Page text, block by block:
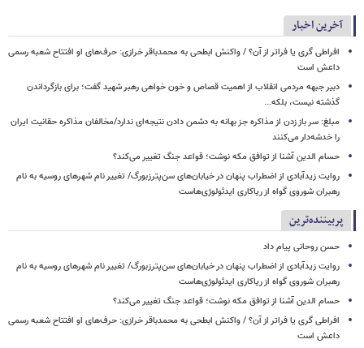
آخرین اخبار
افراطی گری یا فراتر از آن؟ / واکنش ابطحی به محمدباقر خرازی: حرف‌های او افتتاح شعبه رسمی
داعش است
دبیر جبهه مردمی انقلاب از اهمیت قصاص و خون خواهی رهبر شهید گفت؛ برای بازگرداندن
گذشته نیست، بلکه...
مبلغ: سر باز زدن از مذاکره‌ جز بهانه به دشمن دادن نتیجه‌ای ندارد/مخالفان مذاکره حقانیت ایران
را خدشه‌دار می‌کنند
حسام الدین آشنا از توافق مکه نوشت؛ قواعد جنگ تغییر می‌کند؟
روایت زیدآبادی از اضطراب پنهان در خیابان‌های سن‌پترزبورگ/ تغییر نام شهرهای روسیه به نام
رهبران شوروی گواه از ریاکاری ایدئولوژی‌هاست
پربیننده‌ترین
حسن روحانی پیام داد
روایت زیدآبادی از اضطراب پنهان در خیابان‌های سن‌پترزبورگ/ تغییر نام شهرهای روسیه به نام
رهبران شوروی گواه از ریاکاری ایدئولوژی‌هاست
حسام الدین آشنا از توافق مکه نوشت؛ قواعد جنگ تغییر می‌کند؟
افراطی گری یا فراتر از آن؟ / واکنش ابطحی به محمدباقر خرازی: حرف‌های او افتتاح شعبه رسمی
داعش است